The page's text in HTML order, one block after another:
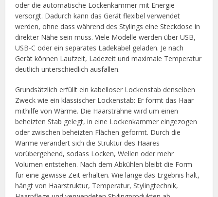
oder die automatische Lockenkammer mit Energie
versorgt. Dadurch kann das Gerät flexibel verwendet
werden, ohne dass während des Stylings eine Steckdose in
direkter Nähe sein muss. Viele Modelle werden über USB,
USB-C oder ein separates Ladekabel geladen. Je nach
Gerät können Laufzeit, Ladezeit und maximale Temperatur
deutlich unterschiedlich ausfallen.
Grundsätzlich erfüllt ein kabelloser Lockenstab denselben
Zweck wie ein klassischer Lockenstab: Er formt das Haar
mithilfe von Wärme. Die Haarsträhne wird um einen
beheizten Stab gelegt, in eine Lockenkammer eingezogen
oder zwischen beheizten Flächen geformt. Durch die
Wärme verändert sich die Struktur des Haares
vorübergehend, sodass Locken, Wellen oder mehr
Volumen entstehen. Nach dem Abkühlen bleibt die Form
für eine gewisse Zeit erhalten. Wie lange das Ergebnis hält,
hängt von Haarstruktur, Temperatur, Stylingtechnik,